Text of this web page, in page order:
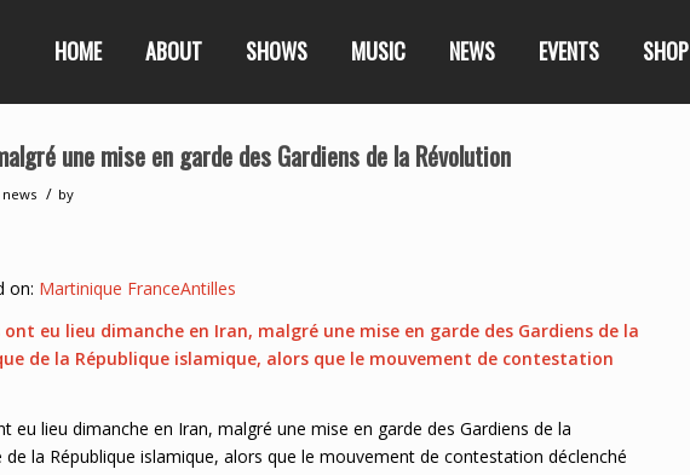
HOME ABOUT SHOWS MUSIC NEWS EVENTS SHOP
une mise en garde des Gardiens de la Révolution
news / by
on: Martinique FranceAntilles
eu lieu dimanche en Iran, malgré une mise en garde des Gardiens de la
de la République islamique, alors que le mouvement de contestation
eu lieu dimanche en Iran, malgré une mise en garde des Gardiens de la
de la République islamique, alors que le mouvement de contestation déclenché